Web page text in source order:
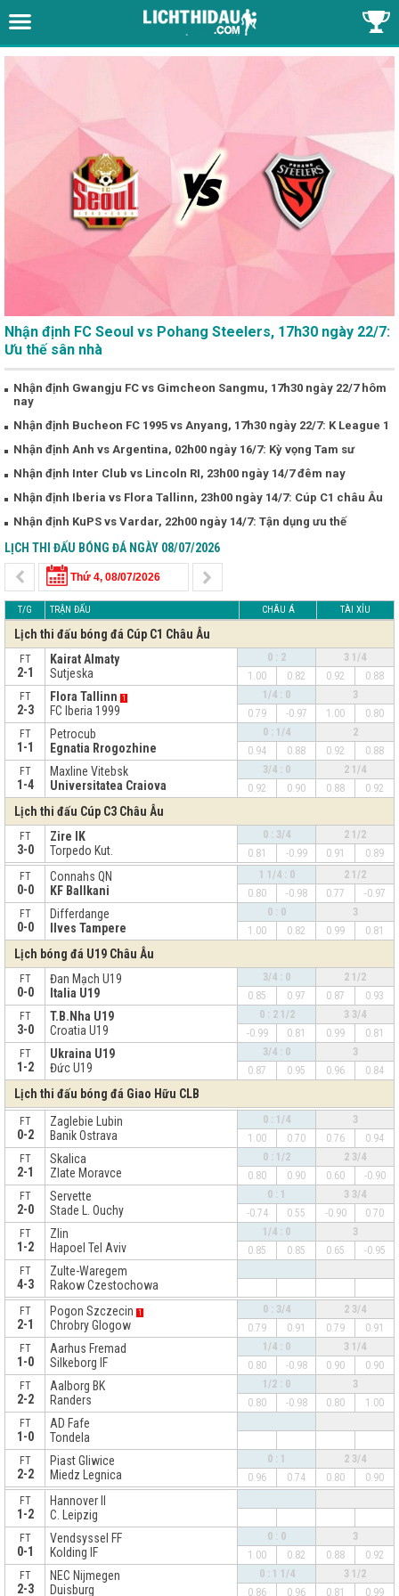
Nhận định FC Seoul vs Pohang Steelers, 17h30 ngày 22/7:
Ưu thế sân nhà
Nhận định Gwangju FC vs Gimcheon Sangmu, 17h30 ngày 22/7 hôm
nay
Nhận định Bucheon FC 1995 vs Anyang, 17h30 ngày 22/7: K League 1
Nhận định Anh vs Argentina, 02h00 ngày 16/7: Kỳ vọng Tam sư
Nhận định Inter Club vs Lincoln RI, 23h00 ngày 14/7 đêm nay
Nhận định Iberia vs Flora Tallinn, 23h00 ngày 14/7: Cúp C1 châu Âu
Nhận định KuPS vs Vardar, 22h00 ngày 14/7: Tận dụng ưu thế
LỊCH THI ĐẤU BÓNG ĐÁ NGÀY 08/07/2026
T/G TRẬN ĐẤU CHÂU Á TÀI XỈU
Lịch thi đấu bóng đá Cúp C1 Châu Âu
FT
2-1
Kairat Almaty
Sutjeska
0 : 2
3 1/4
1.00
0.82 0.92
0.88
FT
2-3
Flora Tallinn 1
FC Iberia 1999
1/4 : 0
3
0.79
-0.97 1.00
0.80
FT
1-1
Petrocub
Egnatia Rrogozhine
0 : 1/4
2
0.94
0.88 0.92
0.88
FT
1-4
Maxline Vitebsk
Universitatea Craiova
3/4 : 0
2 1/4
0.92
0.90 0.88 0.92
Lịch thi đấu Cúp C3 Châu Âu
FT
3-0
Zire IK
Torpedo Kut.
0 : 3/4
2 1/2
0.81
-0.99 0.91 0.89
x
FT
0-0
Connahs QN
KF Ballkani
1 1/4 : 0
2 1/2
0.80
-0.98 0.77
-0.97
FT
0-0
Differdange
Ilves Tampere
0 : 0
3
1.00
0.82 0.99 0.81
Lịch bóng đá U19 Châu Âu
FT
0-0
Đan Mạch U19
Italia U19
3/4 : 0
2 1/2
0.85
0.97 0.87
0.93
FT
3-0
T.B.Nha U19
Croatia U19
0 : 2 1/2
3 3/4
-0.99
0.81 0.99
0.81
FT
1-2
Ukraina U19
Đức U19
3/4 : 0
3
0.87
0.95 0.96 0.84
Lịch thi đấu bóng đá Giao Hữu CLB
x
FT
0-2
Zaglebie Lubin
Banik Ostrava
0 : 1/4
3
1.00
0.70 0.76
0.94
FT
2-1
Skalica
Zlate Moravce
0 : 1/2
2 3/4
0.80
0.90 0.60
-0.90
FT
2-0
Servette
Stade L. Ouchy
0 : 1
3 3/4
-0.74
0.55 -0.90
0.70
FT
1-2
Zlin
Hapoel Tel Aviv
1/4 : 0
3
0.85
0.85 0.65
-0.95
FT
4-3
Zulte-Waregem
Rakow Czestochowa
x
FT
2-1
Pogon Szczecin 1
Chrobry Glogow
0 : 3/4
2 3/4
0.79
0.91 0.79
0.91
FT
1-0
Aarhus Fremad
Silkeborg IF
1/4 : 0
3 1/4
0.80
-0.98 0.90
0.90
FT
2-2
Aalborg BK
Randers
1/2 : 0
3
0.80
-0.98 0.80
1.00
FT
1-0
AD Fafe
Tondela
FT
2-2
Piast Gliwice
Miedz Legnica
0 : 1
2 3/4
0.96
0.74 0.80 0.90
x
FT
1-2
Hannover II
C. Leipzig
FT
0-1
Vendsyssel FF
Kolding IF
0 : 0
3
1.00
0.82 0.88
0.92
FT
2-3
NEC Nijmegen
Duisburg
0 : 1 1/4
3 1/2
0.86
0.96 0.81 0.99